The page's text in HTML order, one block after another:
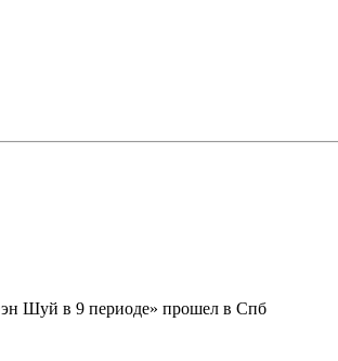
Шуй в 9 периоде» прошел в Спб